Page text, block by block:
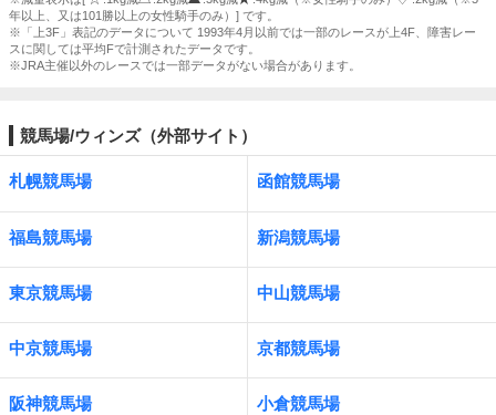
年以上、又は101勝以上の女性騎手のみ）] です。
※「上3F」表記のデータについて 1993年4月以前では一部のレースが上4F、障害レー
スに関しては平均Fで計測されたデータです。
※JRA主催以外のレースでは一部データがない場合があります。
競馬場/ウィンズ（外部サイト）
札幌競馬場 函館競馬場
福島競馬場 新潟競馬場
東京競馬場 中山競馬場
中京競馬場 京都競馬場
阪神競馬場 小倉競馬場